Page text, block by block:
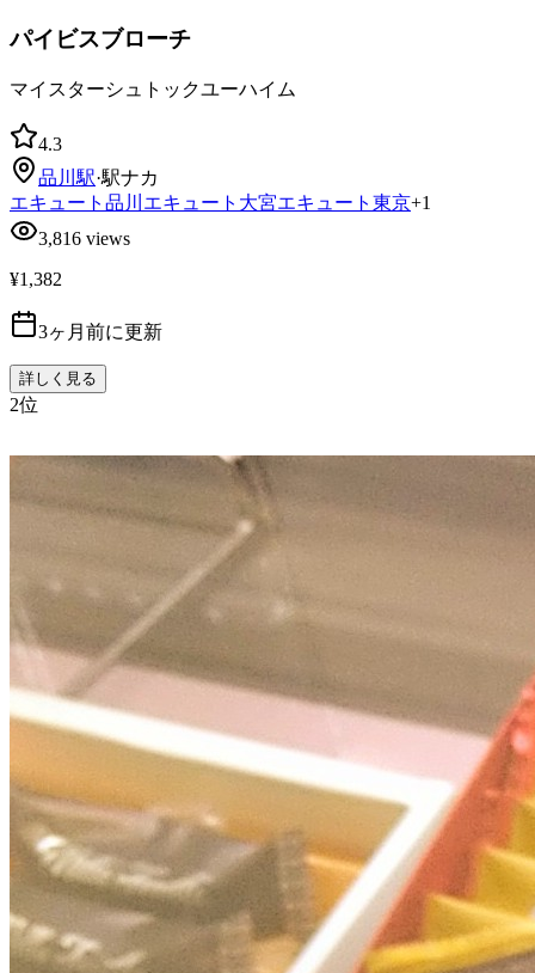
パイビスブローチ
マイスターシュトックユーハイム
4.3
品川 駅·駅ナカ
エキュート品川 エキュート大宮エキュート東京+1
3,816 views
¥1,382
3ヶ月前に更新
詳しく見る
2位